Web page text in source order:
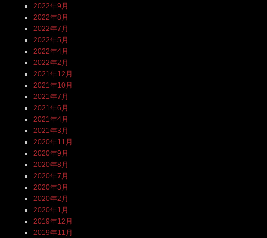
2022年9月
2022年8月
2022年7月
2022年5月
2022年4月
2022年2月
2021年12月
2021年10月
2021年7月
2021年6月
2021年4月
2021年3月
2020年11月
2020年9月
2020年8月
2020年7月
2020年3月
2020年2月
2020年1月
2019年12月
2019年11月